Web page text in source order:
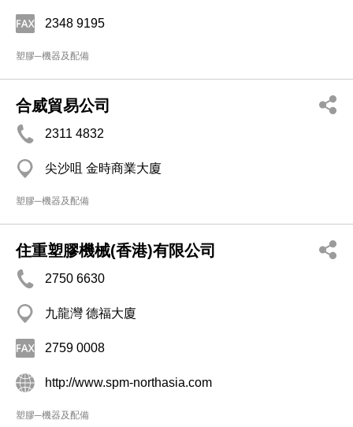
2348 9195
塑膠─機器及配備
合威貿易公司
2311 4832
尖沙咀 金時商業大廈
塑膠─機器及配備
住重塑膠機械(香港)有限公司
2750 6630
九龍灣 德福大廈
2759 0008
http://www.spm-northasia.com
塑膠─機器及配備